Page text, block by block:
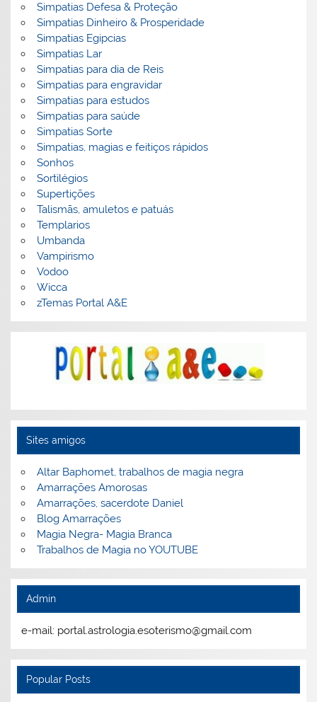
Simpatias Defesa & Proteção
Simpatias Dinheiro & Prosperidade
Simpatias Egipcias
Simpatias Lar
Simpatias para dia de Reis
Simpatias para engravidar
Simpatias para estudos
Simpatias para saúde
Simpatias Sorte
Simpatias, magias e feitiços rápidos
Sonhos
Sortilégios
Supertições
Talismãs, amuletos e patuás
Templarios
Umbanda
Vampirismo
Vodoo
Wicca
zTemas Portal A&E
Sites amigos
Altar Baphomet, trabalhos de magia negra
Amarrações Amorosas
Amarrações, sacerdote Daniel
Blog Amarrações
Magia Negra- Magia Branca
Trabalhos de Magia no YOUTUBE
Admin
e-mail: portal.astrologia.esoterismo@gmail.com
Popular Posts